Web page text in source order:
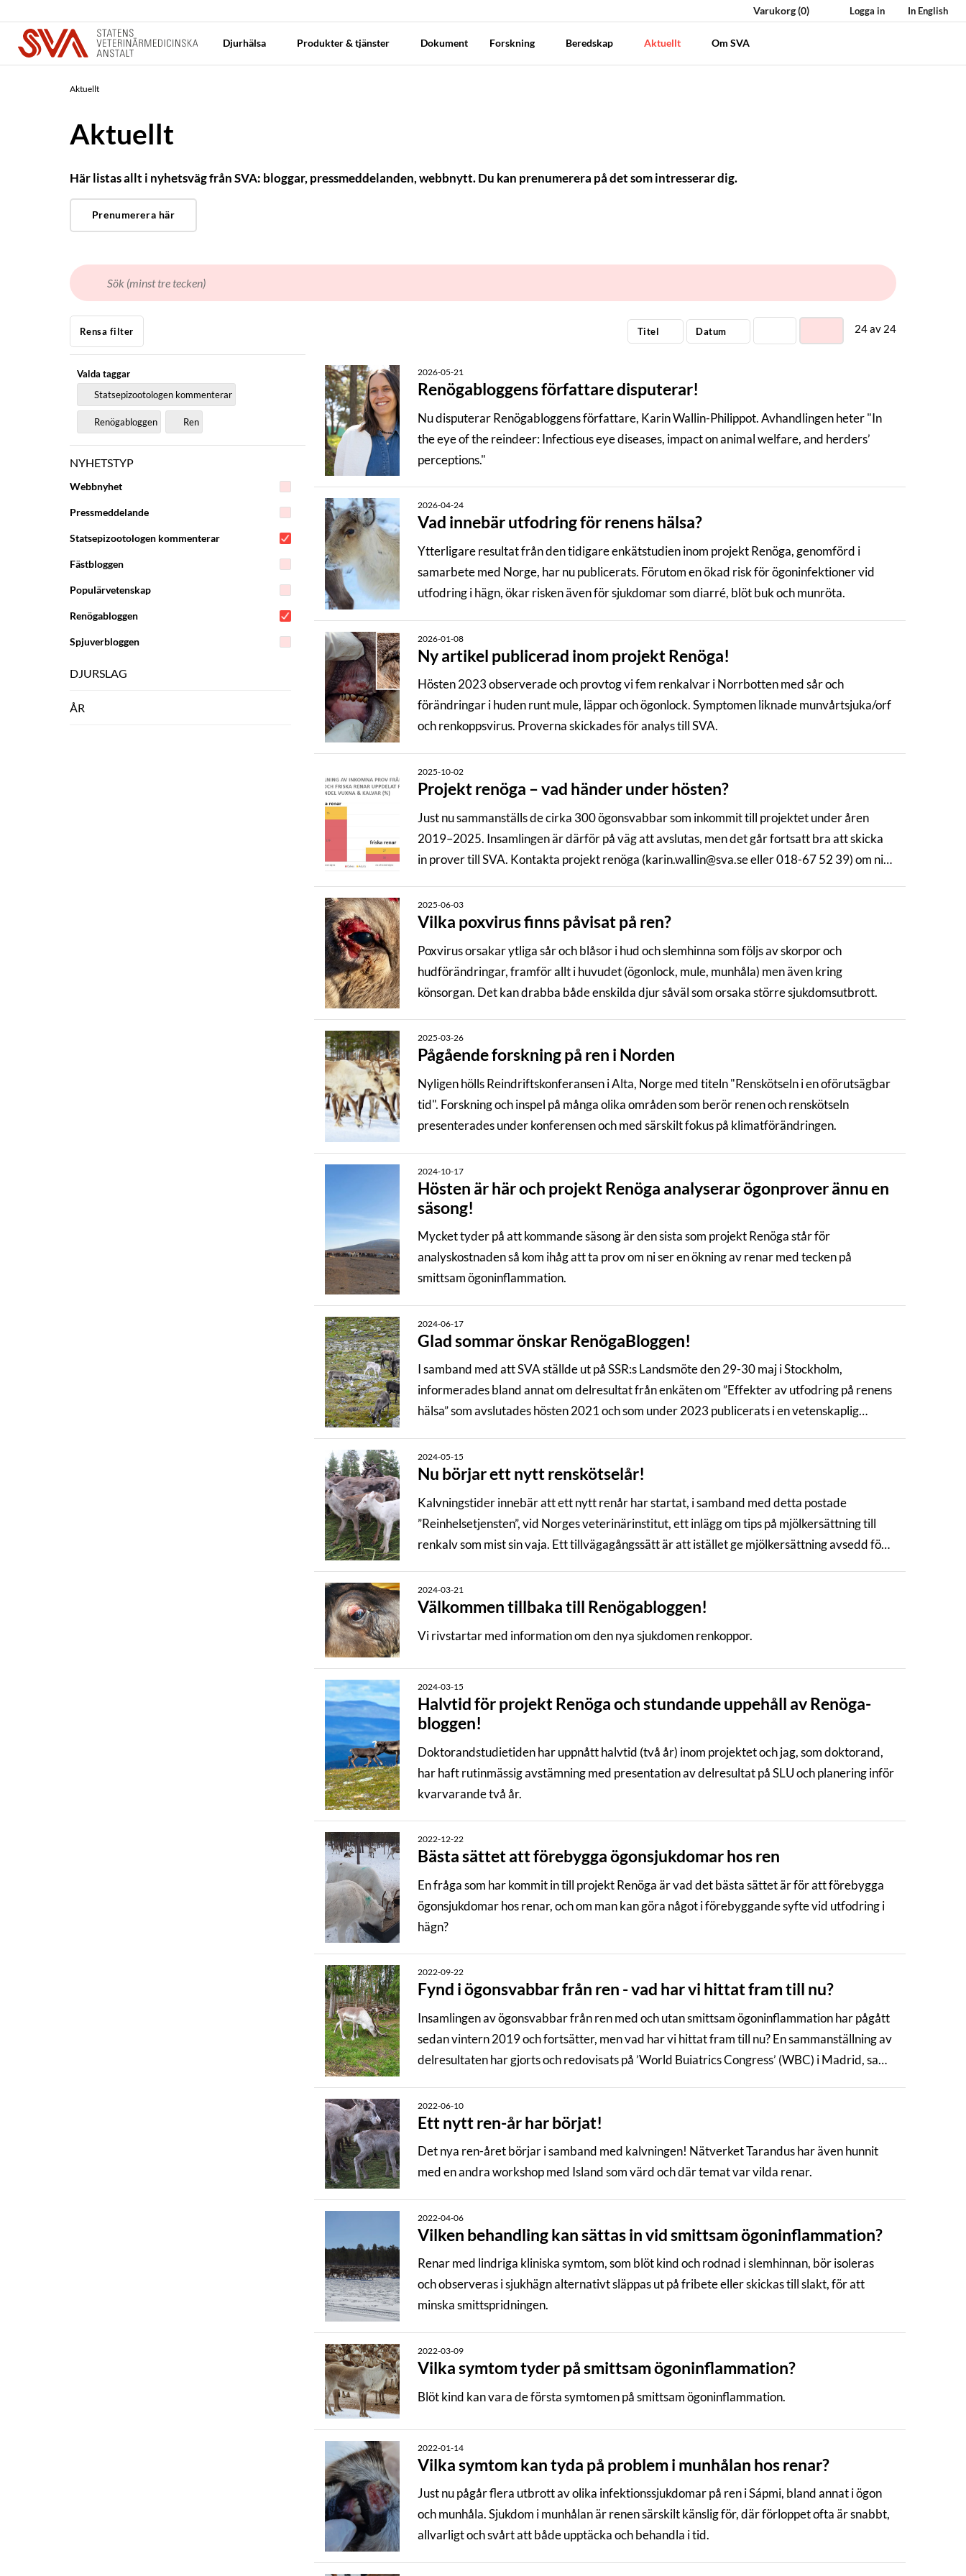
Varukorg(0) Logga in In English
Djurhälsa Produkter & tjänster Dokument Forskning Beredskap Aktuellt Om SVA
Aktuellt
Aktuellt
Här listas allt i nyhetsväg från SVA: bloggar, pressmeddelanden, webbnytt. Du kan prenumerera på det som intresserar dig.
Prenumerera här
Rensa filter Titel Datum 24av 24
Valda taggar
Statsepizootologen kommenterar
Renögabloggen Ren
NYHETSTYP
Webbnyhet
Pressmeddelande
Statsepizootologen kommenterar
Fästbloggen
Populärvetenskap
Renögabloggen
Spjuverbloggen
DJURSLAG
ÅR
2026-05-21
Renögabloggens författare disputerar!
Nu disputerar Renögabloggens författare, Karin Wallin-Philippot. Avhandlingen heter "In
the eye of the reindeer: Infectious eye diseases, impact on animal welfare, and herders’
perceptions."
2026-04-24
Vad innebär utfodring för renens hälsa?
Ytterligare resultat från den tidigare enkätstudien inom projekt Renöga, genomförd i
samarbete med Norge, har nu publicerats. Förutom en ökad risk för ögoninfektioner vid
utfodring i hägn, ökar risken även för sjukdomar som diarré, blöt buk och munröta.
2026-01-08
Ny artikel publicerad inom projekt Renöga!
Hösten 2023 observerade och provtog vi fem renkalvar i Norrbotten med sår och
förändringar i huden runt mule, läppar och ögonlock. Symptomen liknade munvårtsjuka/orf
och renkoppsvirus. Proverna skickades för analys till SVA.
2025-10-02
Projekt renöga – vad händer under hösten?
Just nu sammanställs de cirka 300 ögonsvabbar som inkommit till projektet under åren
2019–2025. Insamlingen är därför på väg att avslutas, men det går fortsatt bra att skicka
in prover till SVA. Kontakta projekt renöga (karin.wallin@sva.se eller 018-67 52 39) om ni
2025-06-03
Vilka poxvirus finns påvisat på ren?
Poxvirus orsakar ytliga sår och blåsor i hud och slemhinna som följs av skorpor och
hudförändringar, framför allt i huvudet (ögonlock, mule, munhåla) men även kring
könsorgan. Det kan drabba både enskilda djur såväl som orsaka större sjukdomsutbrott.
2025-03-26
Pågående forskning på ren i Norden
Nyligen hölls Reindriftskonferansen i Alta, Norge med titeln "Renskötseln i en oförutsägbar
tid". Forskning och inspel på många olika områden som berör renen och renskötseln
presenterades under konferensen och med särskilt fokus på klimatförändringen.
2024-10-17
Hösten är här och projekt Renöga analyserar ögonprover ännu en
säsong!
Mycket tyder på att kommande säsong är den sista som projekt Renöga står för
analyskostnaden så kom ihåg att ta prov om ni ser en ökning av renar med tecken på
smittsam ögoninflammation.
2024-06-17
Glad sommar önskar RenögaBloggen!
I samband med att SVA ställde ut på SSR:s Landsmöte den 29-30 maj i Stockholm,
informerades bland annat om delresultat från enkäten om ”Effekter av utfodring på renens
hälsa” som avslutades hösten 2021 och som under 2023 publicerats i en vetenskaplig
2024-05-15
Nu börjar ett nytt renskötselår!
Kalvningstider innebär att ett nytt renår har startat, i samband med detta postade
”Reinhelsetjensten”, vid Norges veterinärinstitut, ett inlägg om tips på mjölkersättning till
renkalv som mist sin vaja. Ett tillvägagångssätt är att istället ge mjölkersättning avsedd för
2024-03-21
Välkommen tillbaka till Renögabloggen!
Vi rivstartar med information om den nya sjukdomen renkoppor.
2024-03-15
Halvtid för projekt Renöga och stundande uppehåll av Renöga-
bloggen!
Doktorandstudietiden har uppnått halvtid (två år) inom projektet och jag, som doktorand,
har haft rutinmässig avstämning med presentation av delresultat på SLU och planering inför
kvarvarande två år.
2022-12-22
Bästa sättet att förebygga ögonsjukdomar hos ren
En fråga som har kommit in till projekt Renöga är vad det bästa sättet är för att förebygga
ögonsjukdomar hos renar, och om man kan göra något i förebyggande syfte vid utfodring i
hägn?
2022-09-22
Fynd i ögonsvabbar från ren - vad har vi hittat fram till nu?
Insamlingen av ögonsvabbar från ren med och utan smittsam ögoninflammation har pågått
sedan vintern 2019 och fortsätter, men vad har vi hittat fram till nu? En sammanställning av
delresultaten har gjorts och redovisats på ’World Buiatrics Congress’ (WBC) i Madrid, samt
2022-06-10
Ett nytt ren-år har börjat!
Det nya ren-året börjar i samband med kalvningen! Nätverket Tarandus har även hunnit
med en andra workshop med Island som värd och där temat var vilda renar.
2022-04-06
Vilken behandling kan sättas in vid smittsam ögoninflammation?
Renar med lindriga kliniska symtom, som blöt kind och rodnad i slemhinnan, bör isoleras
och observeras i sjukhägn alternativt släppas ut på fribete eller skickas till slakt, för att
minska smittspridningen.
2022-03-09
Vilka symtom tyder på smittsam ögoninflammation?
Blöt kind kan vara de första symtomen på smittsam ögoninflammation.
2022-01-14
Vilka symtom kan tyda på problem i munhålan hos renar?
Just nu pågår flera utbrott av olika infektionssjukdomar på ren i Sápmi, bland annat i ögon
och munhåla. Sjukdom i munhålan är renen särskilt känslig för, där förloppet ofta är snabbt,
allvarligt och svårt att både upptäcka och behandla i tid.